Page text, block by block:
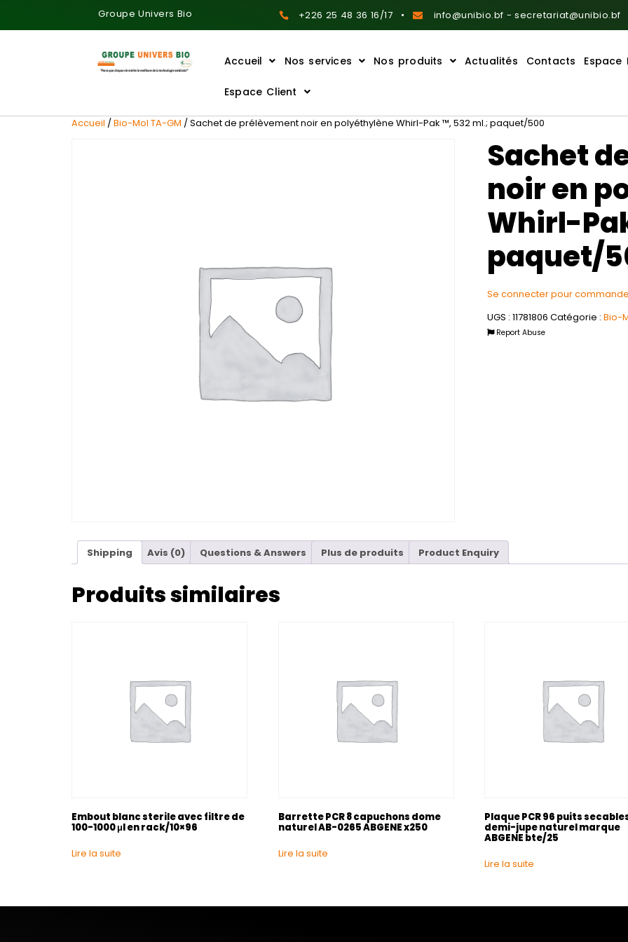
Groupe Univers Bio +226 25 48 36 16/17 info@unibio.bf - secretariat@unibio.bf
Accueil Nos services Nos produits Actualités Contacts Espace
Espace Client
Accueil /Bio-Mol TA-GM / Sachet de prélèvement noir en polyéthylène Whirl-Pak ™, 532 ml.; paquet/500
Sachet
noir en
Whirl-
paquet/
Se connecter pour
UGS : 11781806 Catégorie : Bio-
Report Abuse
Shipping Avis (0) Questions & Answers Plus de produits Product Enquiry
Produits similaires
Embout blanc sterile avec filtre de
100-1000 μl en rack/10×96
Lire la suite
Barrette PCR 8 capuchons dome
naturel AB-0265 ABGENE x250
Lire la suite
Plaque PCR 96 puits
demi-jupe naturel marque
ABGENE bte/25
Lire la suite